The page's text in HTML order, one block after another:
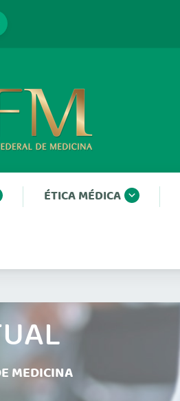
ÉTICA MÉDICA
MEDICINA